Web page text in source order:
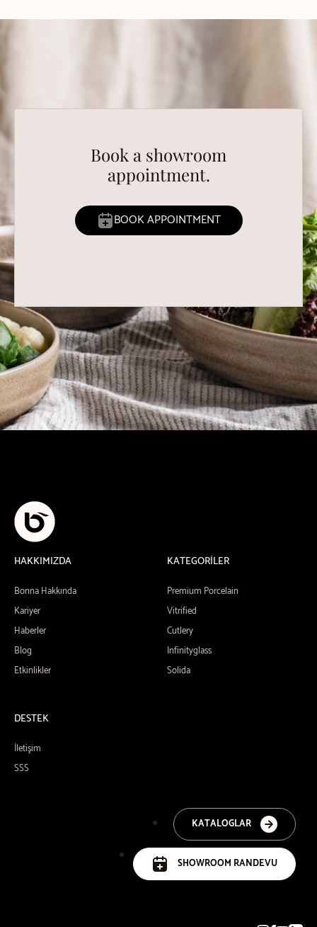
Book a showroom
appointment.
BOOK APPOINTMENT
HAKKIMIZDA
Bonna Hakkında
Kariyer
Haberler
Blog
Etkinlikler
KATEGORİLER
Premium Porcelain
Vitrified
Cutlery
Infinityglass
Solida
DESTEK
İletişim
SSS
KATALOGLAR
SHOWROOM RANDEVU